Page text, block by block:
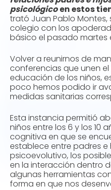
psicológico en estos
trató Juan Pablo
colegio con los
básico el pasado martes
Volver a reunirnos de
conferencias que unen
educación de los niños,
poco hemos podido ir
medidas sanitarias
Esta instancia permitió
niños entre los 6 y los 10
cognitiva en que se
establece entre padres e
psicoevolutivo, los
en la interacción dentro
algunas herramientas
forma en que nos